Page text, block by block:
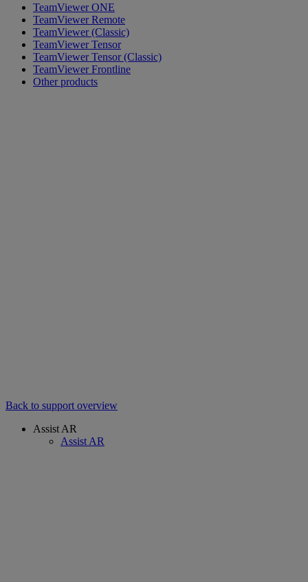
TeamViewer ONE
TeamViewer Remote
TeamViewer (Classic)
TeamViewer Tensor
TeamViewer Tensor (Classic)
TeamViewer Frontline
Other products
Back to support overview
Assist AR
Assist AR